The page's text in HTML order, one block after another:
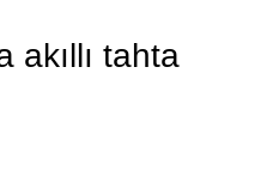
akıllı tahta